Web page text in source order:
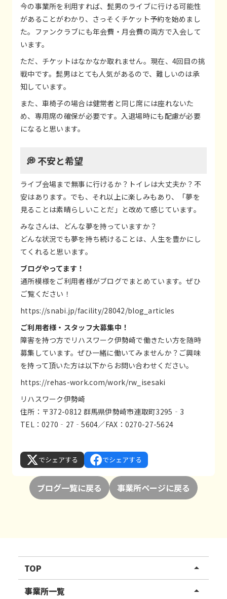
今の事業所を利用すれば、髭男のライブに行ける可能性
があることがわかり、さっそくチケット予約を始めまし
た。ファンクラブにも年会費・月会費の両方で入会して
います。
ただ、チケットはなかなか取れません。現在、4回目の挑
戦中です。髭男はとても人気があるので、難しいのは承
知しています。
また、車椅子の場合は健常者と同じ席には座れないた
め、専用席の確保が必要です。入退場時にも配慮が必要
になると思います。
💭 不安と希望
ライブ会場まで無事に行けるか？トイレは大丈夫か？不
安はあります。でも、それ以上に楽しみもあり、「夢を
見ることは素晴らしいことだ」と改めて感じています。
みなさんは、どんな夢を持っていますか？
どんな状況でも夢を持ち続けることは、人生を豊かにし
てくれると思います。
ブログやってます！
通所模様をご利用者様がブログでまとめています。ぜひ
ご覧ください！
https://snabi.jp/facility/28042/blog_articles
ご利用者様・スタッフ大募集中！
障害を持つ方でリハスワーク伊勢崎で働きたい方を随時
募集しています。ぜひ一緒に働いてみませんか？ご興味
を持って頂いた方は以下からお問い合わせください。
https://rehas-work.com/work/rw_isesaki
リハスワーク伊勢崎
住所：〒372-0812 群馬県伊勢崎市連取町3295‐3
TEL：0270‐27‐5604／FAX：0270-27-5624
でシェアする でシェアする
ブログ一覧に戻る 事業所ページに戻る
TOP arrow_drop_up
リハスワーク
事業所一覧 arrow_drop_up